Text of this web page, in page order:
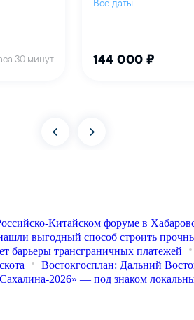
Китайском форуме в
выгодный способ строить
барьеры трансграничных платежей
Востокгосплан: Дальний
2026» — под знаком